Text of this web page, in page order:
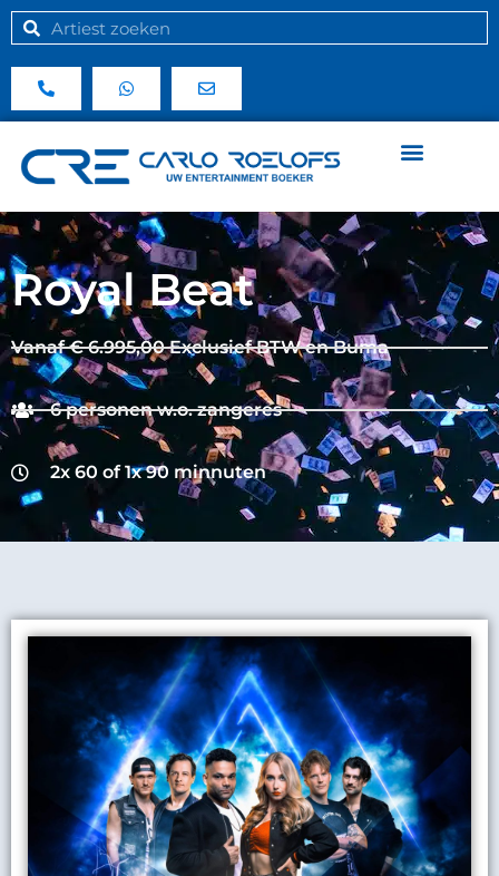
Royal Beat
Vanaf € 6.995,00 Exclusief BTW en Buma
6 personen w.o. zangeres
2x 60 of 1x 90 minnuten